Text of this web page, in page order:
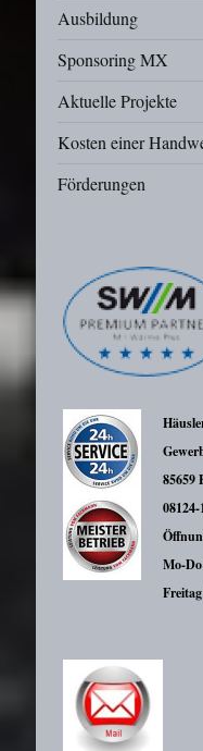
Ausbildung
Sponsoring MX
Aktuelle Projekte
Kosten einer
Förderungen
85659
08124-
Mo-